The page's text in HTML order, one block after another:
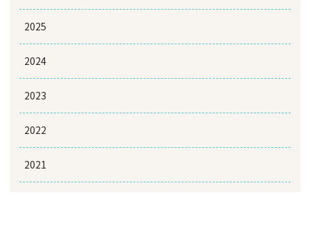
2025
2024
2023
2022
2021